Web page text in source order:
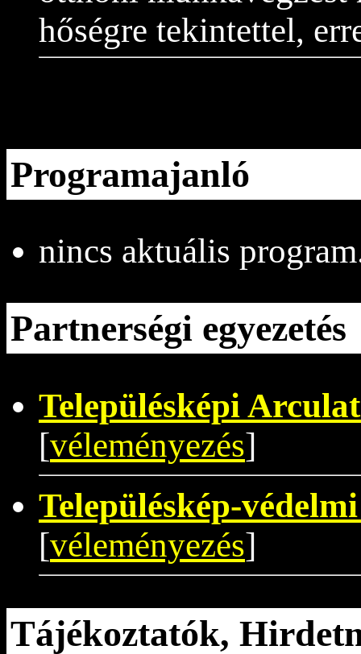
hőségre tekintettel,
Programajanló
nincs aktuális
Partnerségi egyezetés
Településképi
[véleményezés]
Településkép-
[véleményezés]
Tájékoztatók,